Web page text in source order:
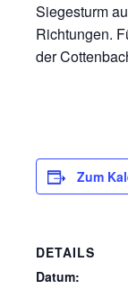
Siegesturm
Richtungen.
der
Zum
DETAILS
Datum: